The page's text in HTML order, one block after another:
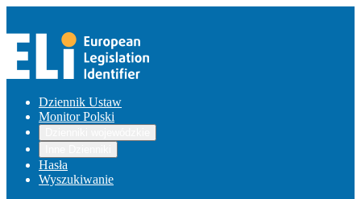
Dziennik Ustaw
Monitor Polski
Hasła
Wyszukiwanie